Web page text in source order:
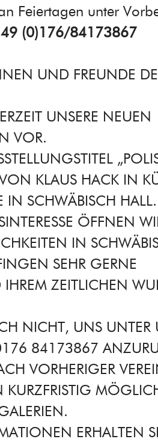
Feiertagen unter
(0)176/84173867
UND FREUNDE
UNSERE NEUEN
VOR.
KLAUS HACK IN
IN SCHWÄBISCH
ÖFFNEN
IN
SEHR GERNE
IHREM ZEITLICHEN
NICHT, UNS UNTER
84173867
VORHERIGER
KURZFRISTIG
ERHALTEN